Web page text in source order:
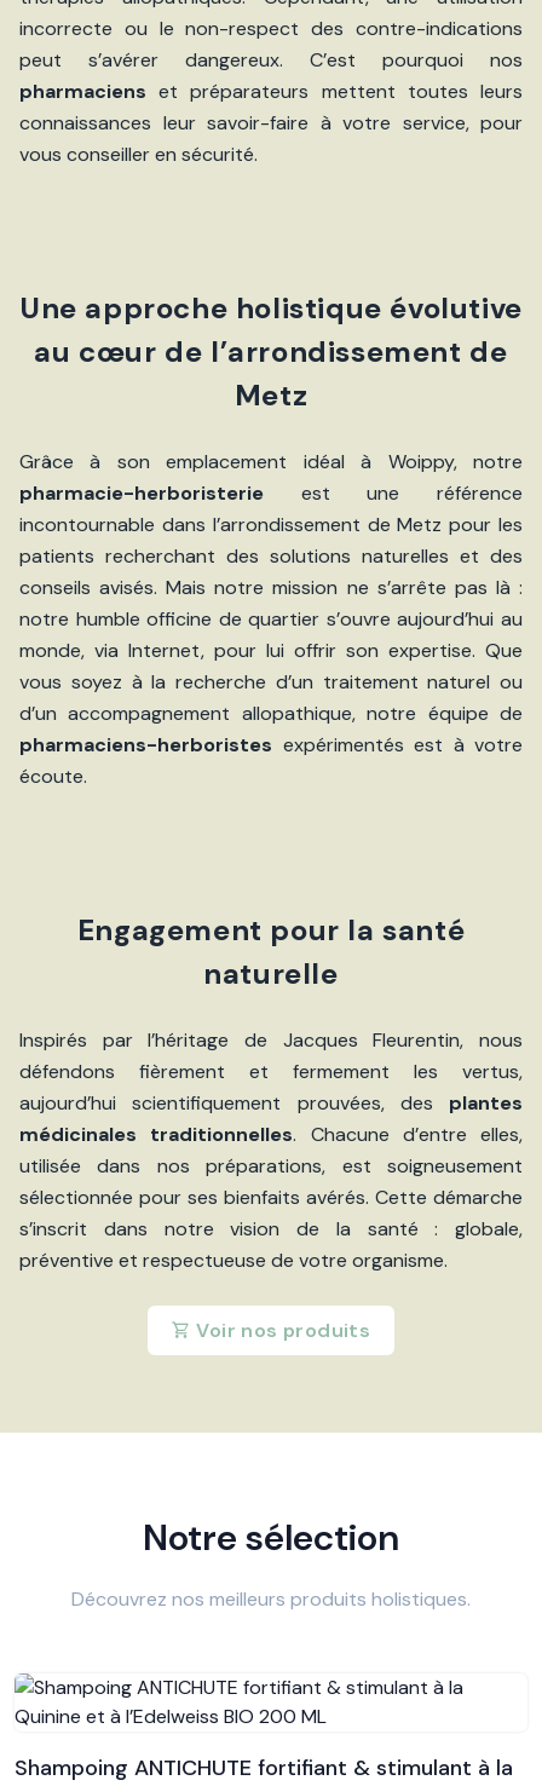
incorrecte ou le non-respect des contre-indications
peut s’avérer dangereux. C’est pourquoi nos
pharmaciens et préparateurs mettent toutes leurs
connaissances leur savoir-faire à votre service, pour
vous conseiller en sécurité.
Une approche holistique évolutive
au cœur de l’arrondissement de
Metz
Grâce à son emplacement idéal à Woippy, notre
pharmacie-herboristerie est une référence
incontournable dans l’arrondissement de Metz pour les
patients recherchant des solutions naturelles et des
conseils avisés. Mais notre mission ne s’arrête pas là :
notre humble officine de quartier s’ouvre aujourd’hui au
monde, via Internet, pour lui offrir son expertise. Que
vous soyez à la recherche d’un traitement naturel ou
d’un accompagnement allopathique, notre équipe de
pharmaciens-herboristes expérimentés est à votre
écoute.
Engagement pour la santé
naturelle
Inspirés par l’héritage de Jacques Fleurentin, nous
défendons fièrement et fermement les vertus,
aujourd’hui scientifiquement prouvées, des plantes
médicinales traditionnelles. Chacune d’entre elles,
utilisée dans nos préparations, est soigneusement
sélectionnée pour ses bienfaits avérés. Cette démarche
s’inscrit dans notre vision de la santé : globale,
préventive et respectueuse de votre organisme.
Voir nos produits
Notre sélection
Découvrez nos meilleurs produits holistiques.
Shampoing ANTICHUTE fortifiant & stimulant à la